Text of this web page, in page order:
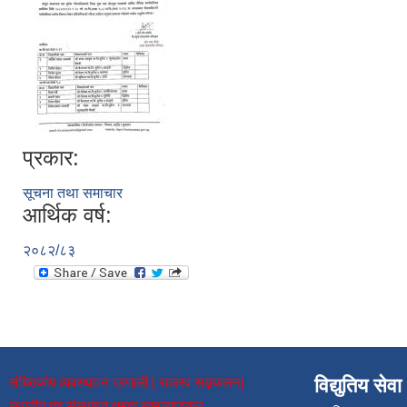
प्रकार:
सूचना तथा समाचार
आर्थिक वर्ष:
२०८२/८३
संचितकोष व्यवस्थापन प्रणाली [ राजस्व सङ्कलन]
विद्युतिय सेवा